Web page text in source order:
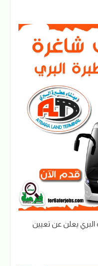
ميناء عطبرة البري يعلن عن تعيين